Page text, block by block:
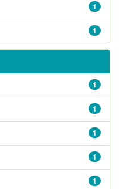
1
1
1
1
1
1
1